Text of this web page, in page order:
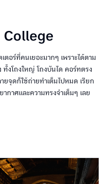
College
อร์ที่คนเยอะมากๆ เพราะได้ตาม
งโถงใหญ่ โถงบันได คอร์ทตรง
ยจุดก็ใช้ถ่ายทำเต็มไปหมด เรียก
กาศและความทรงจำเต็มๆ เลย